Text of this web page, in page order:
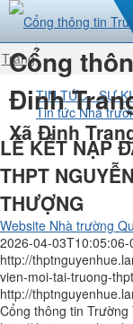
Cổng
Đinh
Xã Đinh
Trang
nhất TIN TỨC - SỰ
Tin tức Nhà
LỄ KẾT NẠP
THPT
THƯỢNG
Website Nhà trường
2026-04-03T10:05:06-
http://
vien-moi-tai-truong-
http://
Cổng thông tin